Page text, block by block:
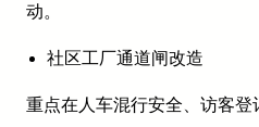
动。
社区工厂通道闸改造
重点在人车混行安全、访客登